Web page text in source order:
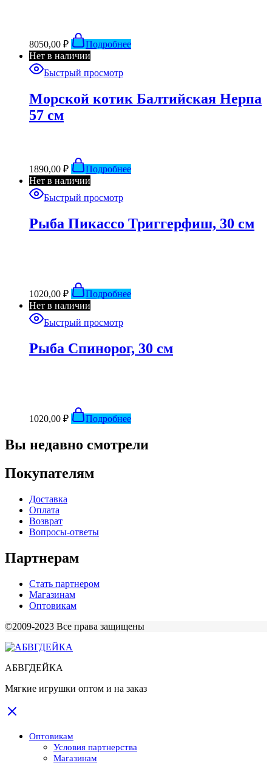
8050,00 ₽
Подробнее
Нет в наличии
Быстрый просмотр
Морской котик Балтийская Нерпа
57 см
1890,00 ₽
Подробнее
Нет в наличии
Быстрый просмотр
Рыба Пикассо Триггерфиш, 30 см
1020,00 ₽
Подробнее
Нет в наличии
Быстрый просмотр
Рыба Спинорог, 30 см
1020,00 ₽ Подробнее
Вы недавно смотрели
Покупателям
Доставка
Оплата
Возврат
Вопросы-ответы
Партнерам
Стать партнером
Магазинам
Оптовикам
©2009-2023 Все права защищены
АБВГДЕЙКА
Мягкие игрушки оптом и на заказ
Оптовикам
Условия партнерства
Магазинам